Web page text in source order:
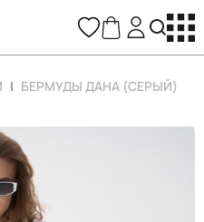
БЕРМУДЫ ДАНА (СЕРЫЙ)